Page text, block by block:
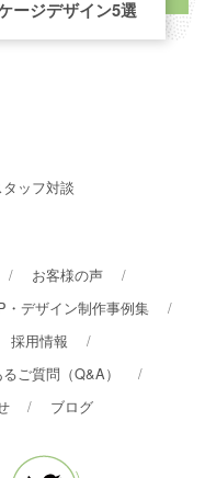
ージデザイン5選
タッフ対談
お客様の声
・デザイン制作事例集
採用情報
ご質問（Q&A）
ブログ